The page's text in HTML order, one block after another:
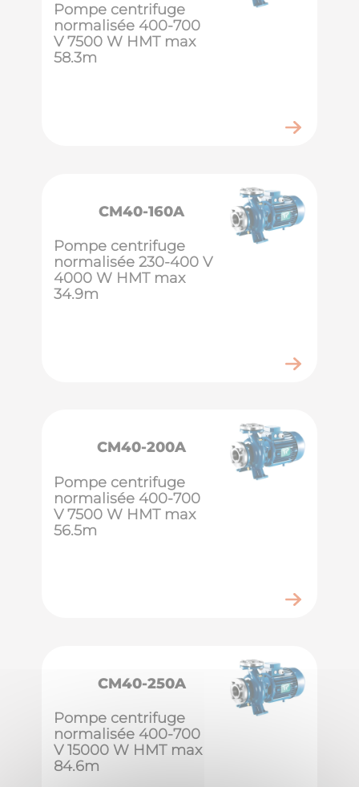
Pompe centrifuge
normalisée 400-700
V 7500 W HMT max
58.3m
CM40-160A
Pompe centrifuge
normalisée 230-400 V
4000 W HMT max
34.9m
CM40-200A
Pompe centrifuge
normalisée 400-700
V 7500 W HMT max
56.5m
CM40-250A
Pompe centrifuge
normalisée 400-700
V 15000 W HMT max
84.6m